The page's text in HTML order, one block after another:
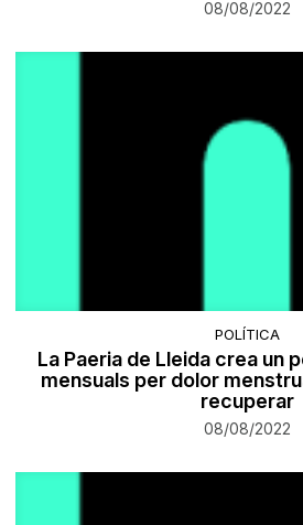
08/08/2022
POLÍTICA
La Paeria de Lleida crea un
mensuals per dolor
recuperar
08/08/2022